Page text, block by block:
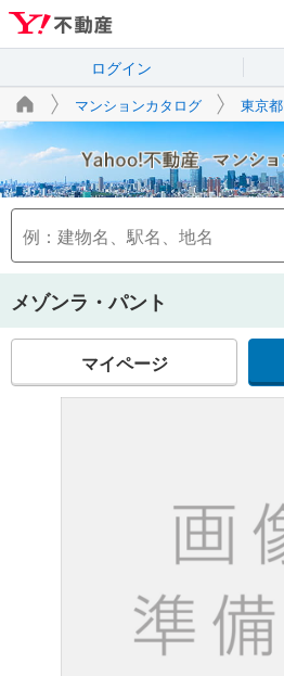
ログイン
マンションカタログ 東京都
メゾンラ・パント
マイページ